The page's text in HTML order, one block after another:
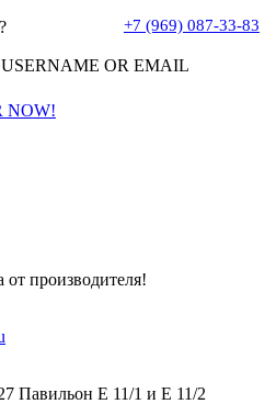
USERNAME OR EMAIL
NOW!
+7 (969) 087-33-83
от производителя!
Павильон Е 11/1 и Е 11/2